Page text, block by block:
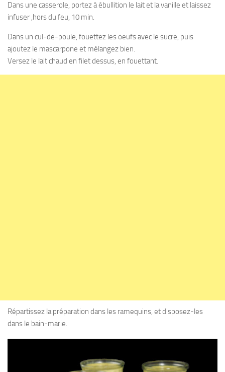
Dans une casserole, portez à ébullition le lait et la vanille et laissez
infuser ,hors du feu, 10 min.
Dans un cul-de-poule, fouettez les oeufs avec le sucre, puis
ajoutez le mascarpone et mélangez bien.
Versez le lait chaud en filet dessus, en fouettant.
Répartissez la préparation dans les ramequins, et disposez-les
dans le bain-marie.